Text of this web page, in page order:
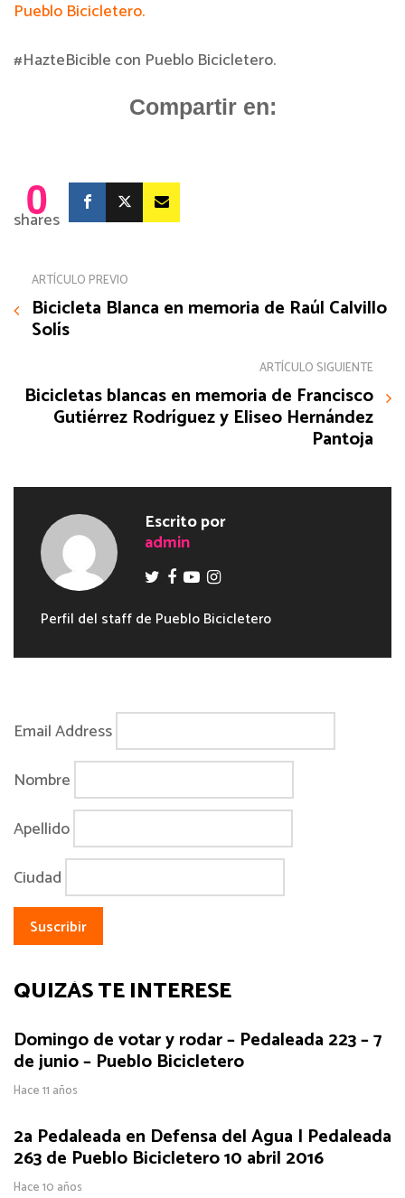
Pueblo Bicicletero.
#HazteBicible con Pueblo Bicicletero.
Compartir en:
0
shares
ARTÍCULO PREVIO
Bicicleta Blanca en memoria de Raúl Calvillo
Solís
ARTÍCULO SIGUIENTE
Bicicletas blancas en memoria de Francisco
Gutiérrez Rodríguez y Eliseo Hernández
Pantoja
Escrito por
admin
Perfil del staff de Pueblo Bicicletero
Email Address
Nombre
Apellido
Ciudad
QUIZÁS TE INTERESE
Domingo de votar y rodar – Pedaleada 223 – 7
de junio – Pueblo Bicicletero
Hace 11 años
2a Pedaleada en Defensa del Agua | Pedaleada
263 de Pueblo Bicicletero 10 abril 2016
Hace 10 años